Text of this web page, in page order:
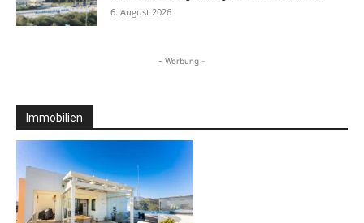
6. August 2026
- Werbung -
Immobilien